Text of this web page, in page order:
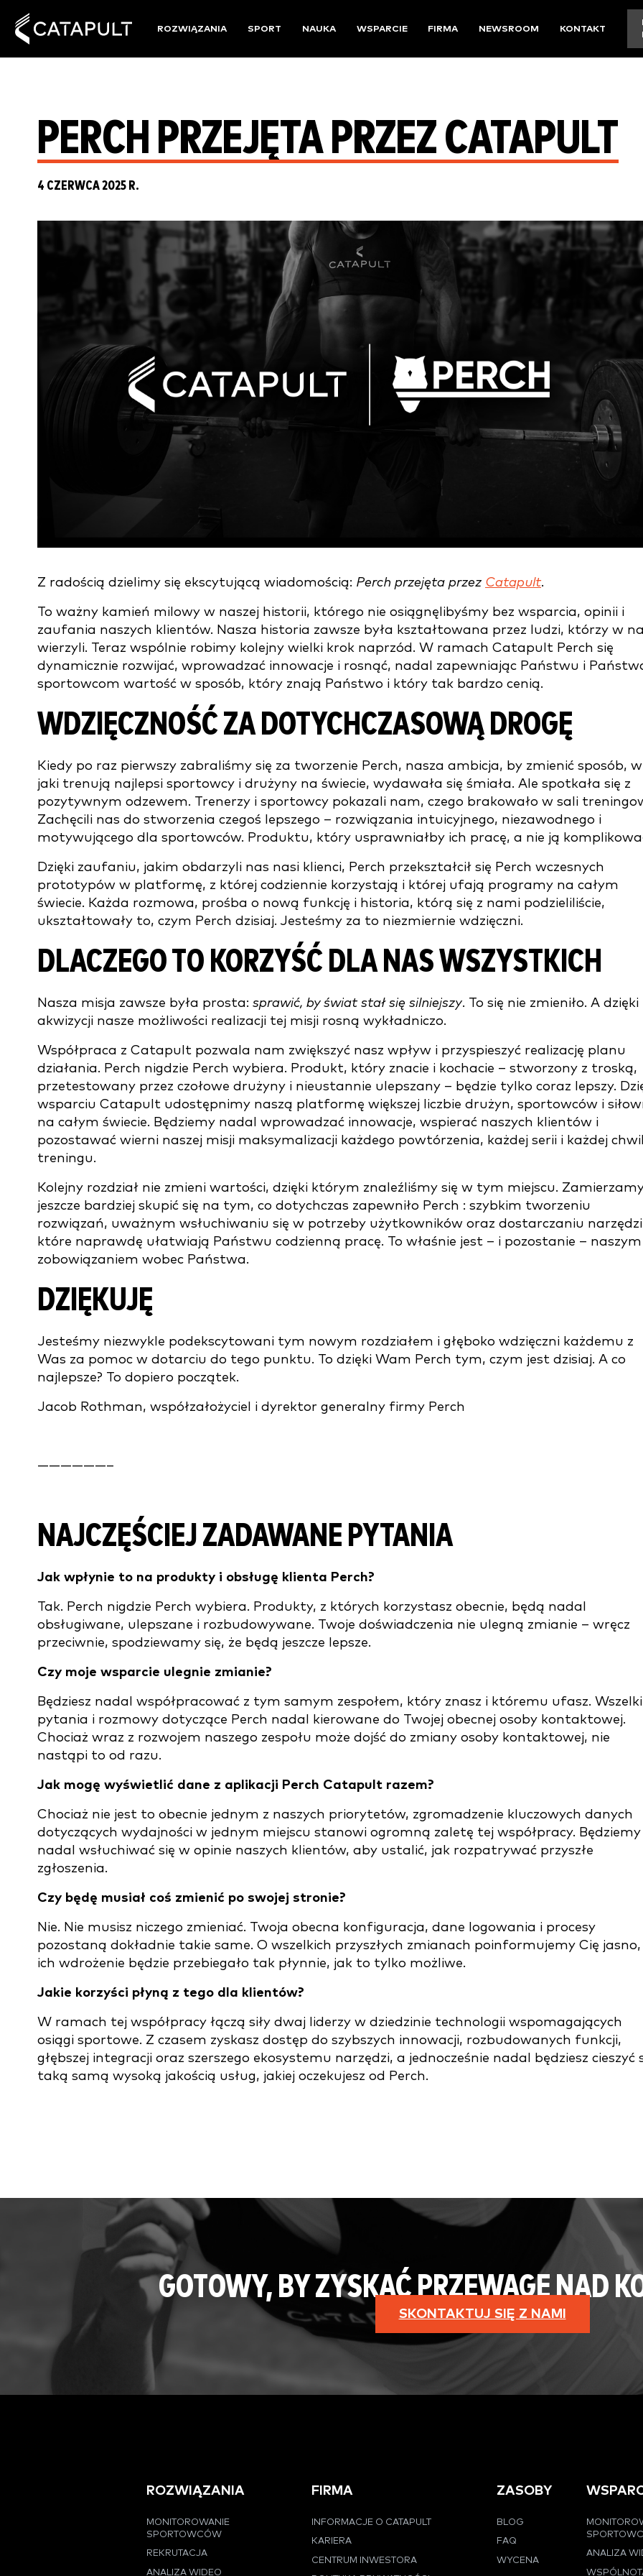
ROZWIĄZANIA SPORT NAUKA WSPARCIE FIRMA NEWSROOM KONTAKT
PERCH PRZEJĘTA PRZEZ CATAPULT
4 CZERWCA 2025 R.
Z radością dzielimy się ekscytującą wiadomością: Perch przejęta przez Catapult.
To ważny kamień milowy w naszej historii, którego nie osiągnęlibyśmy bez wsparcia, opinii i
zaufania naszych klientów. Nasza historia zawsze była kształtowana przez ludzi, którzy w
wierzyli. Teraz wspólnie robimy kolejny wielki krok naprzód. W ramach Catapult Perch się
dynamicznie rozwijać, wprowadzać innowacje i rosnąć, nadal zapewniając Państwu i
sportowcom wartość w sposób, który znają Państwo i który tak bardzo cenią.
WDZIĘCZNOŚĆ ZA DOTYCHCZASOWĄ DROGĘ
Kiedy po raz pierwszy zabraliśmy się za tworzenie Perch, nasza ambicja, by zmienić sposób, w
jaki trenują najlepsi sportowcy i drużyny na świecie, wydawała się śmiała. Ale spotkała się z
pozytywnym odzewem. Trenerzy i sportowcy pokazali nam, czego brakowało w sali
Zachęcili nas do stworzenia czegoś lepszego – rozwiązania intuicyjnego, niezawodnego i
motywującego dla sportowców. Produktu, który usprawniałby ich pracę, a nie ją
Dzięki zaufaniu, jakim obdarzyli nas nasi klienci, Perch przekształcił się Perch wczesnych
prototypów w platformę, z której codziennie korzystają i której ufają programy na całym
świecie. Każda rozmowa, prośba o nową funkcję i historia, którą się z nami podzieliliście,
ukształtowały to, czym Perch dzisiaj. Jesteśmy za to niezmiernie wdzięczni.
DLACZEGO TO KORZYŚĆ DLA NAS WSZYSTKICH
Nasza misja zawsze była prosta: sprawić, by świat stał się silniejszy. To się nie zmieniło. A
akwizycji nasze możliwości realizacji tej misji rosną wykładniczo.
Współpraca z Catapult pozwala nam zwiększyć nasz wpływ i przyspieszyć realizację planu
działania. Perch nigdzie Perch wybiera. Produkt, który znacie i kochacie – stworzony z troską,
przetestowany przez czołowe drużyny i nieustannie ulepszany – będzie tylko coraz lepszy.
wsparciu Catapult udostępnimy naszą platformę większej liczbie drużyn, sportowców i
na całym świecie. Będziemy nadal wprowadzać innowacje, wspierać naszych klientów i
pozostawać wierni naszej misji maksymalizacji każdego powtórzenia, każdej serii i każdej
treningu.
Kolejny rozdział nie zmieni wartości, dzięki którym znaleźliśmy się w tym miejscu.
jeszcze bardziej skupić się na tym, co dotychczas zapewniło Perch : szybkim tworzeniu
rozwiązań, uważnym wsłuchiwaniu się w potrzeby użytkowników oraz dostarczaniu
które naprawdę ułatwiają Państwu codzienną pracę. To właśnie jest – i pozostanie – naszym
zobowiązaniem wobec Państwa.
DZIĘKUJĘ
Jesteśmy niezwykle podekscytowani tym nowym rozdziałem i głęboko wdzięczni każdemu z
Was za pomoc w dotarciu do tego punktu. To dzięki Wam Perch tym, czym jest dzisiaj. A co
najlepsze? To dopiero początek.
Jacob Rothman, współzałożyciel i dyrektor generalny firmy Perch
——————–
NAJCZĘŚCIEJ ZADAWANE PYTANIA
Jak wpłynie to na produkty i obsługę klienta Perch?
Tak. Perch nigdzie Perch wybiera. Produkty, z których korzystasz obecnie, będą nadal
obsługiwane, ulepszane i rozbudowywane. Twoje doświadczenia nie ulegną zmianie – wręcz
przeciwnie, spodziewamy się, że będą jeszcze lepsze.
Czy moje wsparcie ulegnie zmianie?
Będziesz nadal współpracować z tym samym zespołem, który znasz i któremu ufasz.
pytania i rozmowy dotyczące Perch nadal kierowane do Twojej obecnej osoby kontaktowej.
Chociaż wraz z rozwojem naszego zespołu może dojść do zmiany osoby kontaktowej, nie
nastąpi to od razu.
Jak mogę wyświetlić dane z aplikacji Perch Catapult razem?
Chociaż nie jest to obecnie jednym z naszych priorytetów, zgromadzenie kluczowych danych
dotyczących wydajności w jednym miejscu stanowi ogromną zaletę tej współpracy. Będziemy
nadal wsłuchiwać się w opinie naszych klientów, aby ustalić, jak rozpatrywać przyszłe
zgłoszenia.
Czy będę musiał coś zmienić po swojej stronie?
Nie. Nie musisz niczego zmieniać. Twoja obecna konfiguracja, dane logowania i procesy
pozostaną dokładnie takie same. O wszelkich przyszłych zmianach poinformujemy Cię
ich wdrożenie będzie przebiegało tak płynnie, jak to tylko możliwe.
Jakie korzyści płyną z tego dla klientów?
W ramach tej współpracy łączą siły dwaj liderzy w dziedzinie technologii wspomagających
osiągi sportowe. Z czasem zyskasz dostęp do szybszych innowacji, rozbudowanych funkcji,
głębszej integracji oraz szerszego ekosystemu narzędzi, a jednocześnie nadal będziesz cieszyć
taką samą wysoką jakością usług, jakiej oczekujesz od Perch.
GOTOWY, BY ZYSKAĆ PRZEWAGĘ NAD
SKONTAKTUJ SIĘ Z NAMI
ROZWIĄZANIA
MONITOROWANIE
SPORTOWCÓW
REKRUTACJA
ANALIZA WIDEO
FIRMA
INFORMACJE O CATAPULT
KARIERA
CENTRUM INWESTORA
ZASOBY
BLOG
FAQ
WYCENA
ANALIZA